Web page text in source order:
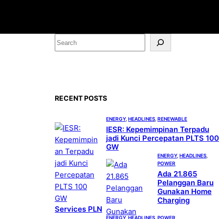
S
e
RECENT POSTS
ENERGY, HEADLINES RENEWABLE
IESR: Kepemimpinan Terpadu
jadi Kunci Percepatan PLTS 100
GW
ENERGY, HEADLINES
POWER
Ada 21.865
Pelanggan Baru
Gunakan Home
Charging
Services PLN
ENERGY, HEADLINES POWER